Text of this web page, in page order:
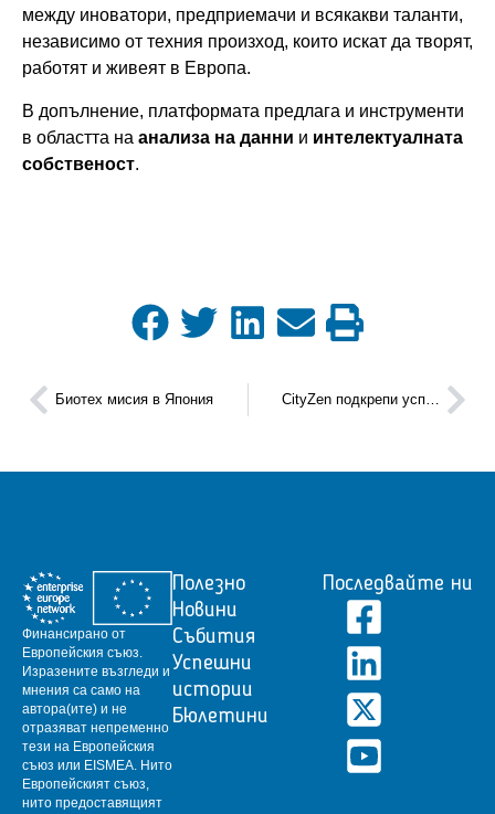
между иноватори, предприемачи и всякакви таланти,
независимо от техния произход, които искат да творят,
работят и живеят в Европа.
В допълнение, платформата предлага и инструменти
в областта на анализа на данни и интелектуалната
собственост.
Биотех мисия в Япония CityZen подкрепи успешно градското земеделие в европейски мащаб
Финансирано от
Европейския съюз.
Изразените възгледи и
мнения са само на
автора(ите) и не
отразяват непременно
тези на Европейския
съюз или EISMEA. Нито
Европейският съюз,
нито предоставящият
Полезно
Новини
Събития
Успешни
истории
Бюлетини
Последвайте ни